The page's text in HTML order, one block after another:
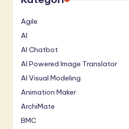
Agile
AI
AI Chatbot
AI Powered Image Translator
AI Visual Modeling
Animation Maker
ArchiMate
BMC